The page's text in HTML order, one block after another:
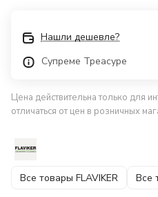
Нашли дешевле?
Супреме Треасуре
Цена действительна только для
отличаться от цен в розничных
Все товары FLAVIKER Все